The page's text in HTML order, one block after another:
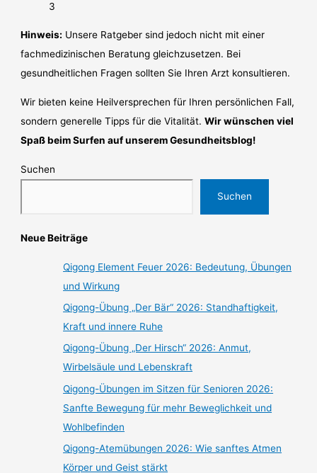
Hinweis: Unsere Ratgeber sind jedoch nicht mit einer
fachmedizinischen Beratung gleichzusetzen. Bei
gesundheitlichen Fragen sollten Sie Ihren Arzt konsultieren.
Wir bieten keine Heilversprechen für Ihren persönlichen Fall,
sondern generelle Tipps für die Vitalität.Wir wünschen viel
Spaß beim Surfen auf unserem Gesundheitsblog!
Suchen
Suchen
Neue Beiträge
Qigong Element Feuer 2026: Bedeutung, Übungen
und Wirkung
Qigong-Übung „Der Bär“ 2026: Standhaftigkeit,
Kraft und innere Ruhe
Qigong-Übung „Der Hirsch“ 2026: Anmut,
Wirbelsäule und Lebenskraft
Qigong-Übungen im Sitzen für Senioren 2026:
Sanfte Bewegung für mehr Beweglichkeit und
Wohlbefinden
Qigong-Atemübungen 2026: Wie sanftes Atmen
Körper und Geist stärkt